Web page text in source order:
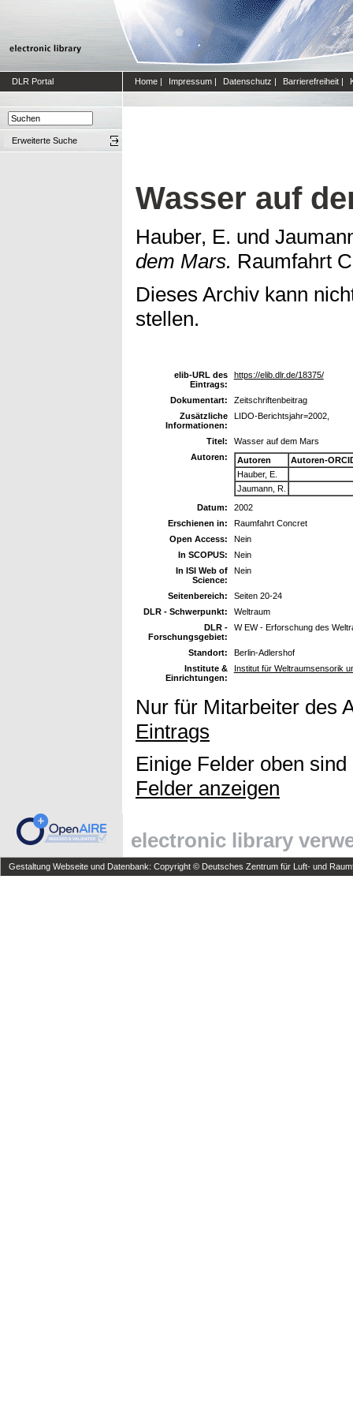
DLR Portal Home | Impressum | Datenschutz | Barrierefreiheit |
Erweiterte Suche
Wasser auf
Hauber, E. und
dem Mars. Raumfahrt
Dieses Archiv kann
stellen.
elib-URL des
Eintrags:
https://elib.dlr.de/18375/
Dokumentart:
Zeitschriftenbeitrag
Zusätzliche
Informationen:
LIDO-Berichtsjahr=2002,
Titel:
Wasser auf dem Mars
Autoren:
Autoren
Autoren-
Hauber, E.
Jaumann, R.
Datum:
2002
Erschienen in:
Raumfahrt Concret
Open Access:
Nein
In SCOPUS:
Nein
In ISI Web of
Science:
Nein
Seitenbereich:
Seiten 20-24
DLR - Schwerpunkt:
Weltraum
DLR -
Forschungsgebiet:
W EW - Erforschung des
Standort:
Berlin-Adlershof
Institute &
Einrichtungen:
Institut für Weltraumsensorik
Nur für Mitarbeiter des
Eintrags
Einige Felder oben
Felder anzeigen
electronic library
Gestaltung Webseite und Datenbank: Copyright © Deutsches Zentrum für Luft- und